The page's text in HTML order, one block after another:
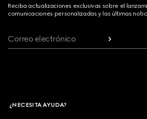
Reciba actualizaciones exclusivas sobre el
comunicaciones personalizadas y las últimas
Correo electrónico
¿NECESITA AYUDA?